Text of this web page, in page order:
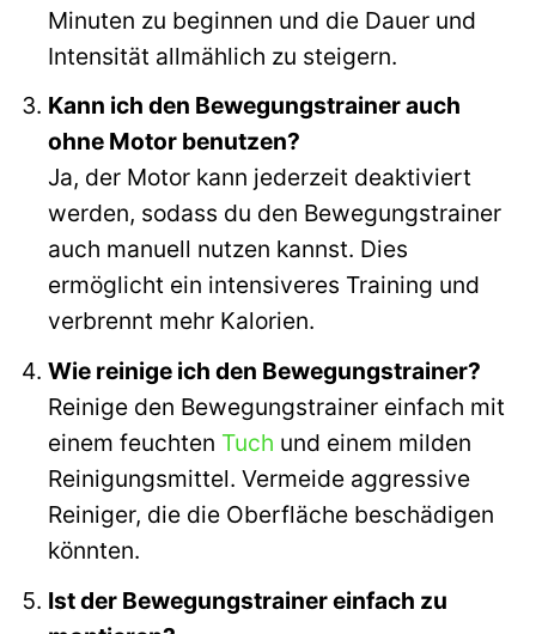
Minuten zu beginnen und die Dauer und
Intensität allmählich zu steigern.
Kann ich den Bewegungstrainer auch
ohne Motor benutzen?
Ja, der Motor kann jederzeit deaktiviert
werden, sodass du den Bewegungstrainer
auch manuell nutzen kannst. Dies
ermöglicht ein intensiveres Training und
verbrennt mehr Kalorien.
Wie reinige ich den Bewegungstrainer?
Reinige den Bewegungstrainer einfach mit
einem feuchten Tuch und einem milden
Reinigungsmittel. Vermeide aggressive
Reiniger, die die Oberfläche beschädigen
könnten.
Ist der Bewegungstrainer einfach zu